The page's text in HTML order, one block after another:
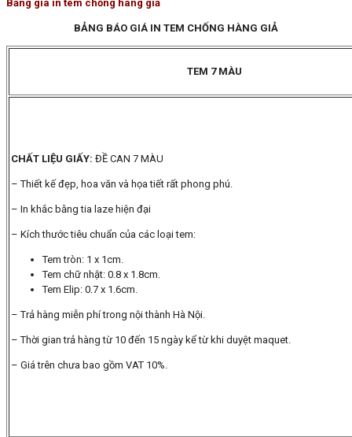
Bảng giá in tem chống hàng giả
BẢNG BÁO GIÁ IN TEM CHỐNG HÀNG GIẢ
TEM 7 MÀU
CHẤT LIỆU GIẤY: ĐỀ CAN 7 MÀU
– Thiết kế đẹp, hoa văn và họa tiết rất phong phú.
– In khắc bằng tia laze hiện đại
– Kích thước tiêu chuẩn của các loại tem:
Tem tròn: 1 x 1cm.
Tem chữ nhật: 0.8 x 1.8cm.
Tem Elip: 0.7 x 1.6cm.
– Trả hàng miễn phí trong nội thành Hà Nội.
– Thời gian trả hàng từ 10 đến 15 ngày kể từ khi duyệt maquet.
– Giá trên chưa bao gồm VAT 10%.